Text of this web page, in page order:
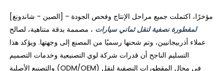
[الصين - شاندونغ] - مؤخرًا، اكتملت جميع مراحل الإنتاج وفحص الجودة
لمقطورة نصفية لنقل ثماني سيارات ، مصممة بدقة متناهية، لصالح
عملاء أذربيجانيين، وتم شحنها رسميًا من المصنع إلى وجهتها. ويؤكد هذا
التسليم الناجح أن قدرات شركة لوي التصنيعية وخدمات التصميم
والتصنيع الأصلية (ODM/OEM) في مجال المقطورات النصفية لنقل